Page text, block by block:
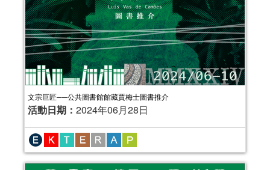
文宗巨匠──公共圖書館館藏賈梅士圖書推介
活動日期： 2024年06月28日